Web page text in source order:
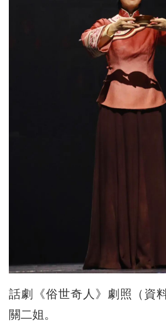
話劇《俗世奇人》劇照（資
關二姐。